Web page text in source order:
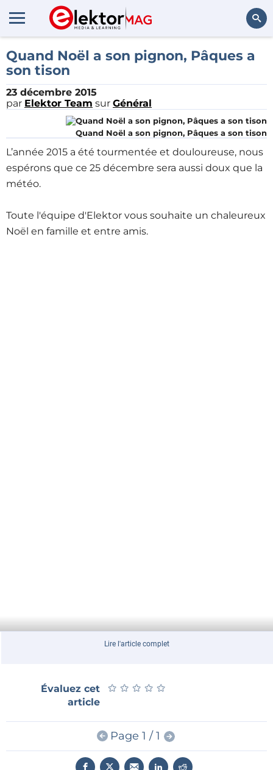
Rechercher
Quand Noël a son pignon, Pâques a
son tison
23 décembre 2015
par Elektor Team sur Général
Quand Noël a son pignon, Pâques a son tison
L’année 2015 a été tourmentée et douloureuse, nous
espérons que ce 25 décembre sera aussi doux que la
météo.
Toute l'équipe d'Elektor vous souhaite un chaleureux
Noël en famille et entre amis.
Lire l'article complet
Évaluez cet
article
★ ★ ★ ★ ★
★ ★ ★ ★ ★
Page 1 / 1